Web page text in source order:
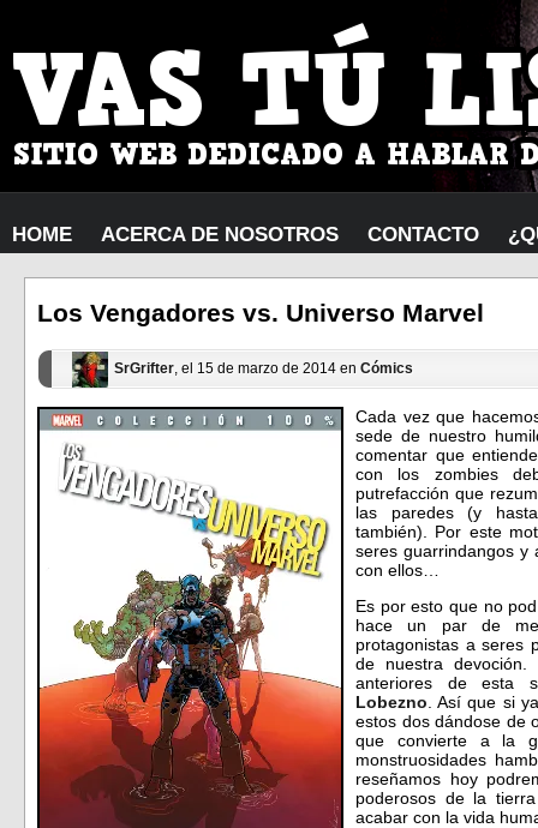
HOME ACERCA DE NOSOTROS CONTACTO
Los Vengadores vs. Universo Marvel
SrGrifter, el 15 de marzo de 2014 en Cómics
Cada vez que
sede de nuestro
comentar que
con los zombies
putrefacción que
las paredes (y
también). Por este
seres guarrindangos y
con ellos…
Es por esto que no
hace un par de
protagonistas a seres
de nuestra
anteriores de esta
Lobezno . Así que si
estos dos dándose de
que convierte a la
monstruosidades
reseñamos hoy
poderosos de la
acabar con la vida